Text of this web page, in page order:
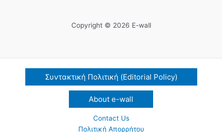
Copyright © 2026 E-wall
Συντακτική Πολιτική (Editorial Policy)
About e-wall
Contact Us
Πολιτική Απορρήτου